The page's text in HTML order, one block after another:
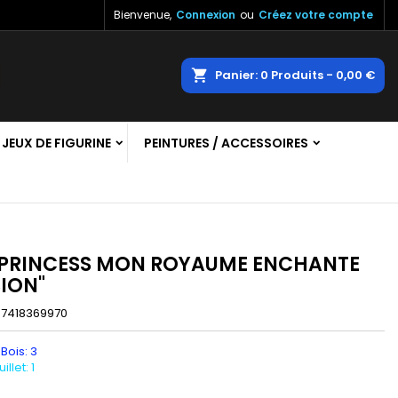
Bienvenue, Connexion ou Créez votre compte
Panier 0 Produits - 0,00 €
JEUX DE FIGURINE PEINTURES / ACCESSOIRES
MON ROYAUME ENCHANTE
3
1